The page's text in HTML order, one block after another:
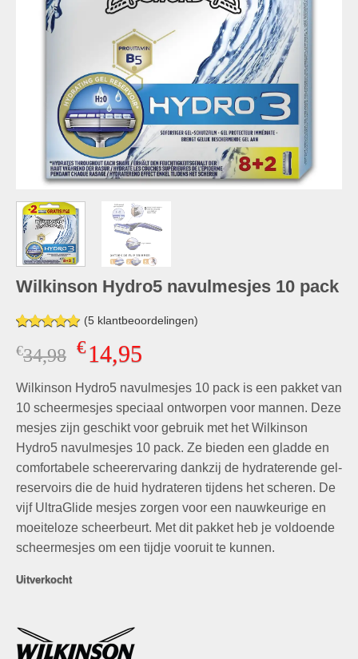
Wilkinson Hydro5 navulmesjes 10 pack
Gewaardeerd
5.00op 5
gebaseerd
waarderingen
(5klantbeoordelingen)
€34,98 Oorspronkelijke
was:
€34,98.
€14,95Huidige
is:
€14,95.
Wilkinson Hydro5 navulmesjes 10 pack is een pakket van
10 scheermesjes speciaal ontworpen voor mannen. Deze
mesjes zijn geschikt voor gebruik met het Wilkinson
Hydro5 navulmesjes 10 pack. Ze bieden een gladde en
comfortabele scheerervaring dankzij de hydraterende gel-
reservoirs die de huid hydrateren tijdens het scheren. De
vijf UltraGlide mesjes zorgen voor een nauwkeurige en
moeiteloze scheerbeurt. Met dit pakket heb je voldoende
scheermesjes om een tijdje vooruit te kunnen.
Uitverkocht